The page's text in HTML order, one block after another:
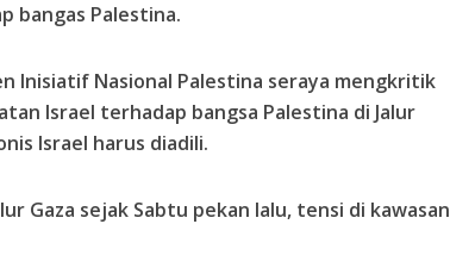
bangas Palestina.
Inisiatif Nasional Palestina seraya mengkritik
Israel terhadap bangsa Palestina di Jalur
Israel harus diadili.
Gaza sejak Sabtu pekan lalu, tensi di kawasan